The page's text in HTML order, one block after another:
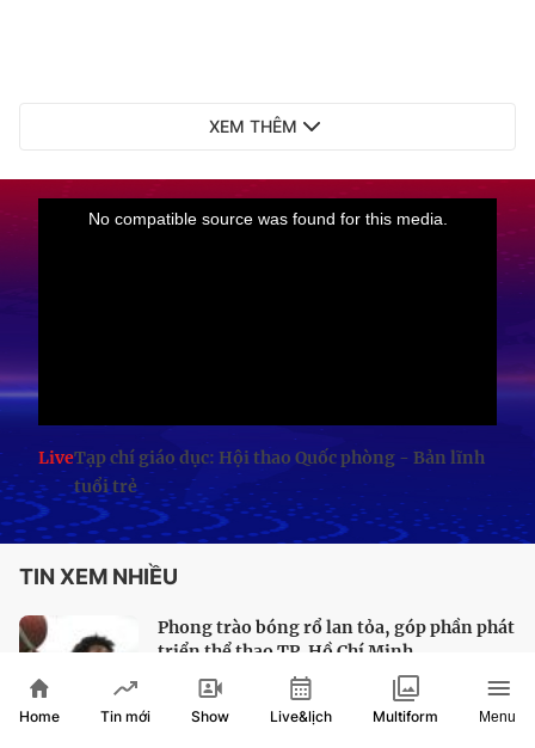
XEM THÊM
LiveTạp chí giáo dục: Hội thao Quốc phòng - Bản lĩnh
tuổi trẻ
TIN XEM NHIỀU
Phong trào bóng rổ lan tỏa, góp phần phát
triển thể thao TP. Hồ Chí Minh
Home Tin mới Show Live&lịch Multiform Menu